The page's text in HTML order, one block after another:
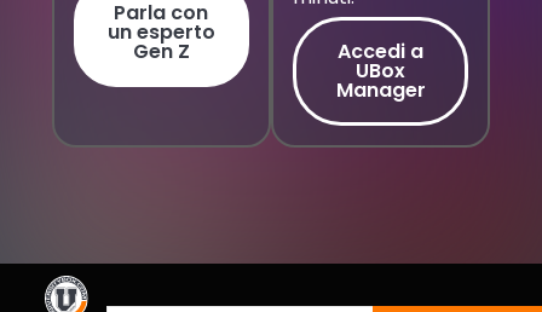
Parla con
un esperto
Gen Z
Accedi a
UBox
Manager